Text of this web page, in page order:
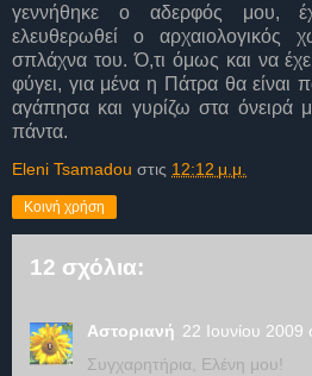
γεννήθηκε ο αδερφός μου,
ελευθερωθεί ο
σπλάχνα του. Ό,τι όμως και να έχει
φύγει, για μένα η Πάτρα θα είναι
αγάπησα και γυρίζω στα όνειρά
πάντα.
Eleni Tsamadou στις 12:12 μ.μ.
Κοινή χρήση
12 σχόλια:
Αστοριανή 22 Ιουνίου 2009
Συγχαρητήρια, Ελένη μου!